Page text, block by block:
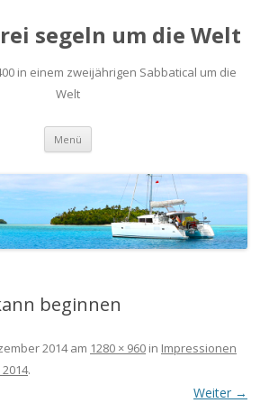
segeln um die Welt
in einem zweijährigen Sabbatical um die
Welt
Menü Zum
springen
beginnen
2014am 1280 × 960 in Impressionen
.
Weiter →